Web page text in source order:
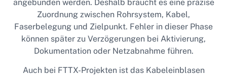
angebunden werden. Deshalb braucht es eine präzise
Zuordnung zwischen Rohrsystem, Kabel,
Faserbelegung und Zielpunkt. Fehler in dieser Phase
können später zu Verzögerungen bei Aktivierung,
Dokumentation oder Netzabnahme führen.
Auch bei FTTX-Projekten ist das Kabeleinblasen